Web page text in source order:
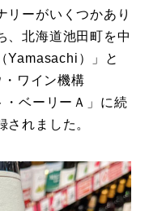
リーがいくつかあり
、北海道池田町を中
Yamasachi）」と
ワイン機構
・ベーリーＡ」に続
れました。